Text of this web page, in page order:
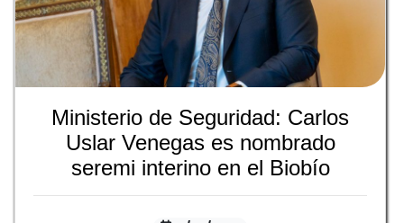
Ministerio de Seguridad: Carlos
Uslar Venegas es nombrado
seremi interino en el Biobío